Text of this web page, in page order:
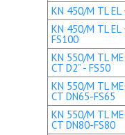
KN 450/M TL EL
KN 450/M TL EL
FS100
KN 550/M TL
CT D2” - FS50
KN 550/M TL
CT DN65-FS65
KN 550/M TL
CT DN80-FS80